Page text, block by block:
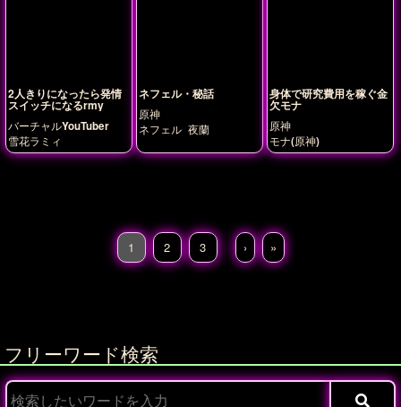
2人きりになったら発情
スイッチになるrmy
バーチャルYouTuber
雪花ラミィ
ネフェル・秘話
原神
ネフェル 夜蘭
身体で研究費用を稼ぐ金
欠モナ
原神
モナ(原神)
1 2 3 › »
フリーワード検索